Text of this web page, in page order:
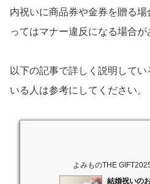
内祝いに商品券や金券を贈る
ってはマナー違反になる場合が
以下の記事で詳しく説明して
いる人は参考にしてください。
よみものTHE GIFT
結婚祝いの